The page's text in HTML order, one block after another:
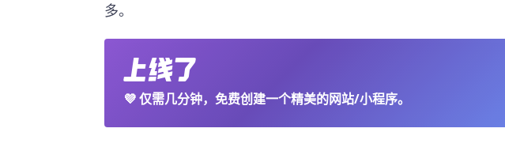
多。
💜仅需几分钟，免费创建一个精美的网站/小程序。